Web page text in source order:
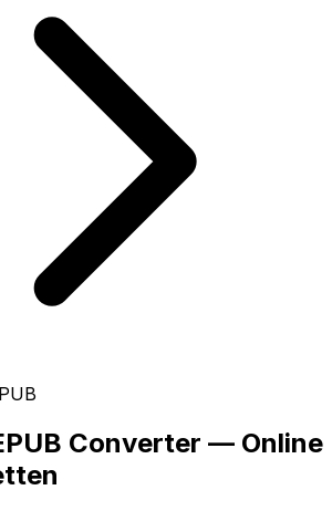
Converter — Online